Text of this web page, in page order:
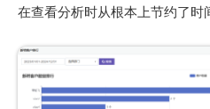
在查看分析时从根本上节约了时